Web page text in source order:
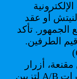
أو عقد
الجمهور. تأكد
الطرفين.
أزرار
دعوة للعمل، واستخدام الاختبارات A/B لتزيين